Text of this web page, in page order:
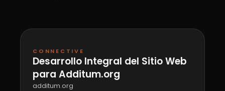
CONNECTIVE
Desarrollo Integral del Sitio Web
para Additum.org
additum.org